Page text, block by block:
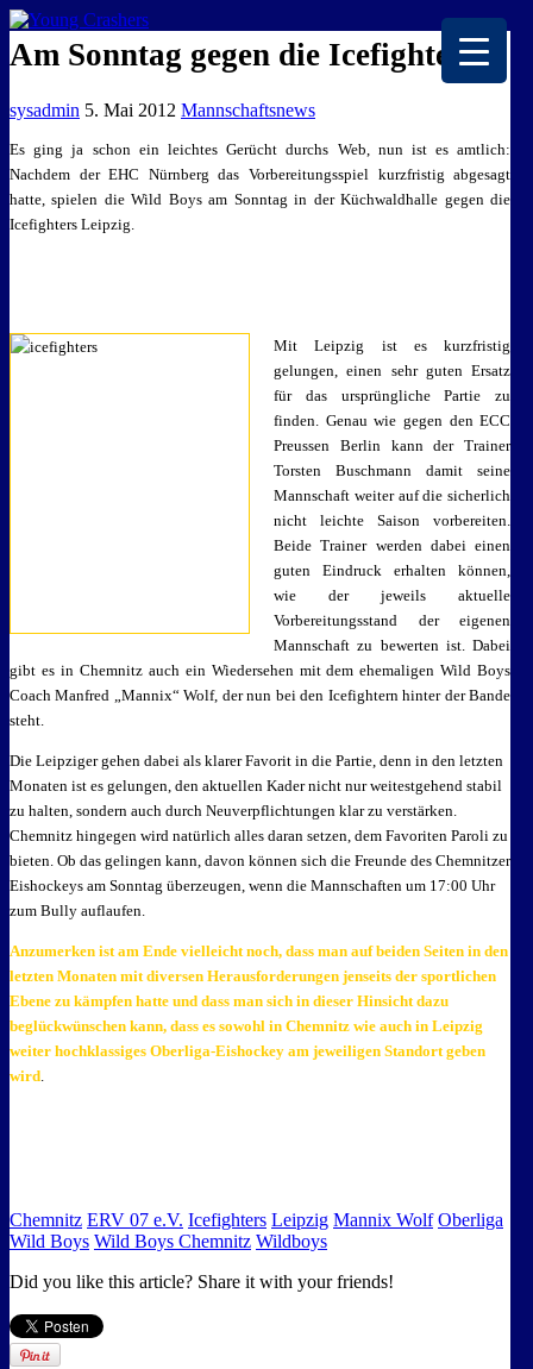
EISKALTE LEIDENSCHAFT
Am Sonntag gegen die Icefighters
sysadmin 5. Mai 2012 Mannschaftsnews
Es ging ja schon ein leichtes Gerücht durchs Web, nun ist es amtlich:
Nachdem der EHC Nürnberg das Vorbereitungsspiel kurzfristig abgesagt
hatte, spielen die Wild Boys am Sonntag in der Küchwaldhalle gegen die
Icefighters Leipzig.
Mit Leipzig ist es kurzfristig
gelungen, einen sehr guten Ersatz
für das ursprüngliche Partie zu
finden. Genau wie gegen den ECC
Preussen Berlin kann der Trainer
Torsten Buschmann damit seine
Mannschaft weiter auf die sicherlich
nicht leichte Saison vorbereiten.
Beide Trainer werden dabei einen
guten Eindruck erhalten können,
wie der jeweils aktuelle
Vorbereitungsstand der eigenen
Mannschaft zu bewerten ist. Dabei
gibt es in Chemnitz auch ein Wiedersehen mit dem ehemaligen Wild Boys
Coach Manfred „Mannix“ Wolf, der nun bei den Icefightern hinter der Bande
steht.
Die Leipziger gehen dabei als klarer Favorit in die Partie, denn in den letzten
Monaten ist es gelungen, den aktuellen Kader nicht nur weitestgehend stabil
zu halten, sondern auch durch Neuverpflichtungen klar zu verstärken.
Chemnitz hingegen wird natürlich alles daran setzen, dem Favoriten Paroli zu
bieten. Ob das gelingen kann, davon können sich die Freunde des Chemnitzer
Eishockeys am Sonntag überzeugen, wenn die Mannschaften um 17:00 Uhr
zum Bully auflaufen.
Anzumerken ist am Ende vielleicht noch, dass man auf beiden Seiten in den
letzten Monaten mit diversen Herausforderungen jenseits der sportlichen
Ebene zu kämpfen hatte und dass man sich in dieser Hinsicht dazu
beglückwünschen kann, dass es sowohl in Chemnitz wie auch in Leipzig
weiter hochklassiges Oberliga-Eishockey am jeweiligen Standort geben
wird.
Chemnitz ERV 07 e.V. Icefighters Leipzig Mannix Wolf Oberliga
Wild Boys Wild Boys Chemnitz Wildboys
Did you like this article? Share it with your friends!